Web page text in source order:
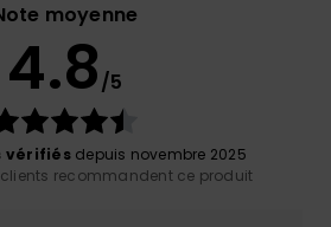
moyenne
4.8/5
vérifiésdepuis novembre 2025
clients recommandent ce produit